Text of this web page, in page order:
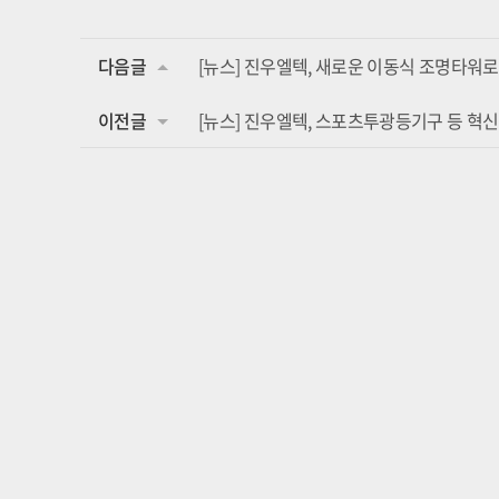
다음글 [뉴스] 진우엘텍, 새로운 이동식 조명타워
이전글 [뉴스] 진우엘텍, 스포츠투광등기구 등 혁